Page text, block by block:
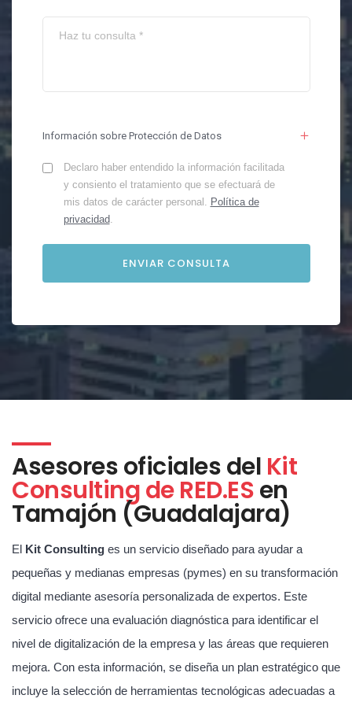
Información sobre Protección de Datos
Declaro haber entendido la información facilitada
y consiento el tratamiento que se efectuará de
mis datos de carácter personal. Política de
privacidad.
Asesores oficiales del Kit
Consulting de RED.ESen
Tamajón (Guadalajara)
El Kit Consulting es un servicio diseñado para ayudar a
pequeñas y medianas empresas (pymes) en su transformación
digital mediante asesoría personalizada de expertos. Este
servicio ofrece una evaluación diagnóstica para identificar el
nivel de digitalización de la empresa y las áreas que requieren
mejora. Con esta información, se diseña un plan estratégico que
incluye la selección de herramientas tecnológicas adecuadas a